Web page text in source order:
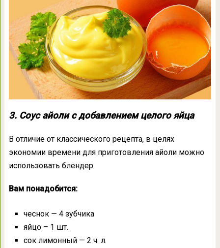
3. Соус айоли с добавлением целого яйца
В отличие от классического рецепта, в целях
экономии времени для приготовления айоли можно
использовать блендер.
Вам понадобится:
чеснок — 4 зубчика
яйцо – 1 шт.
сок лимонный — 2 ч. л.